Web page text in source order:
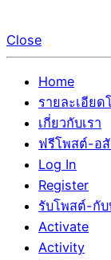
Close
Home
รายละเอีย
เกี่ยวกับเรา
ฟรีโพสต์-อสั
Log In
Register
รับโพสต์-กั
Activate
Activity